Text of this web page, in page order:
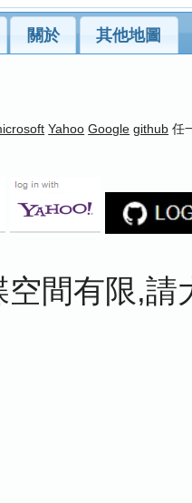
關於 其他地圖
Yahoo Google github 任
空間有限,請